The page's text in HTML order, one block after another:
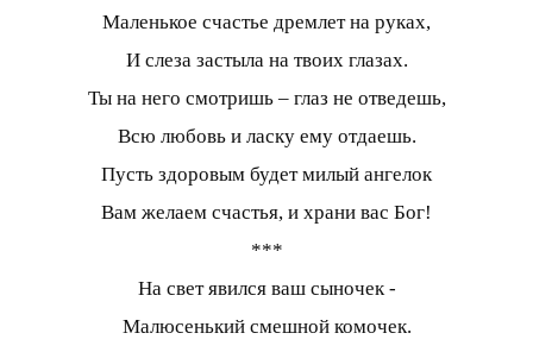
Маленькое счастье дремлет на руках,
И слеза застыла на твоих глазах.
Ты на него смотришь – глаз не отведешь,
Всю любовь и ласку ему отдаешь.
Пусть здоровым будет милый ангелок
Вам желаем счастья, и храни вас Бог!
***
На свет явился ваш сыночек -
Малюсенький смешной комочек.